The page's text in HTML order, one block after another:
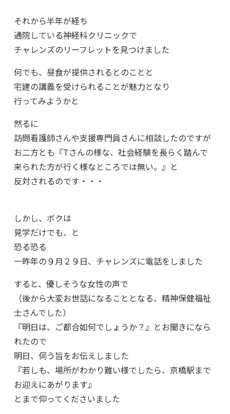
それから半年が経ち
通院している神経科クリニックで
チャレンズのリーフレットを見つけました
何でも、昼食が提供されるとのことと
宅建の講義を受けられることが魅力となり
行ってみようかと
然るに
訪問看護師さんや支援専門員さんに相談したのですが
お二方とも『Tさんの様な、社会経験を長らく踏んで
来られた方が行く様なところでは無い。』と
反対されるのです・・・
しかし、ボクは
見学だけでも、と
恐る恐る
一昨年の９月２９日、チャレンズに電話をしました
すると、優しそうな女性の声で
（後から大変お世話になることとなる、精神保健福祉
士さんでした）
『明日は、ご都合如何でしょうか？』とお聞きになら
れたので
明日、伺う旨をお伝えしました
『若しも、場所がわかり難い様でしたら、京橋駅まで
お迎えにあがります』
とまで仰ってくださいました